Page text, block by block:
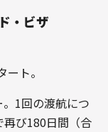
・ビザ
ト。
1回の渡航につ
再び180日間（合